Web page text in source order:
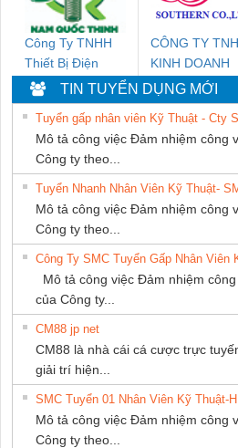
Công Ty TNHH
Thiết Bị Điện
Nam Quốc Thịnh
CÔNG TY
KINH DOANH
DỊCH VỤ XNK
PHƯƠNG
TIN TUYỂN DỤNG MỚI
Tuyển gấp nhân viên Kỹ Thuật - Cty
Mô tả công việc Đảm nhiệm công
Công ty theo...
Tuyển Nhanh Nhân Viên Kỹ Thuật-
Mô tả công việc Đảm nhiệm công
Công ty theo...
Công Ty SMC Tuyển Gấp Nhân Viên
Mô tả công việc Đảm nhiệm
của Công ty...
CM88 jp net
CM88 là nhà cái cá cược trực
giải trí hiện...
SMC Tuyển 01 Nhân Viên Kỹ Thuật-
Mô tả công việc Đảm nhiệm công
Công ty theo...